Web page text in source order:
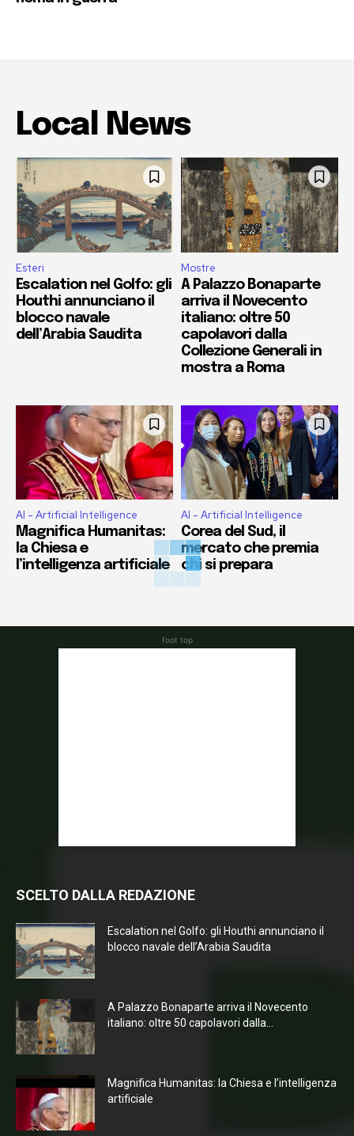
Local News
Esteri
Escalation nel Golfo: gli
Houthi annunciano il
blocco navale
dell’Arabia Saudita
Mostre
A Palazzo Bonaparte
arriva il Novecento
italiano: oltre 50
capolavori dalla
Collezione Generali in
mostra a Roma
AI - Artificial Intelligence
Magnifica Humanitas:
la Chiesa e
l’intelligenza artificiale
AI - Artificial Intelligence
Corea del Sud, il
mercato che premia
chi si prepara
foot top
SCELTO DALLA REDAZIONE
Escalation nel Golfo: gli Houthi annunciano il
blocco navale dell’Arabia Saudita
A Palazzo Bonaparte arriva il Novecento
italiano: oltre 50 capolavori dalla...
Magnifica Humanitas: la Chiesa e l’intelligenza
artificiale